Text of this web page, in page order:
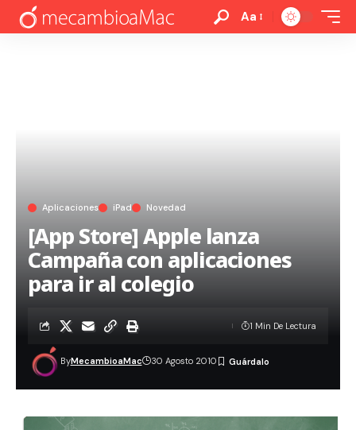
Aa
Aplicaciones iPad Novedad
[App Store] Apple lanza
Campaña con aplicaciones
para ir al colegio
ByMecambioaMac 30 Agosto 2010
1 Min De Lectura